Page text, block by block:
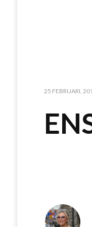
25 FEBRUARI,